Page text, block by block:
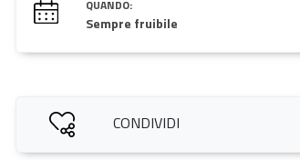
QUANDO:
Sempre fruibile
CONDIVIDI